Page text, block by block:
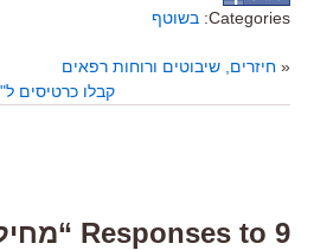
Categories: בשוטף
« חיזרים, שיבוטים ורוחות רפאים
קבלו כרטיסים
9 Responses to “מחילה”